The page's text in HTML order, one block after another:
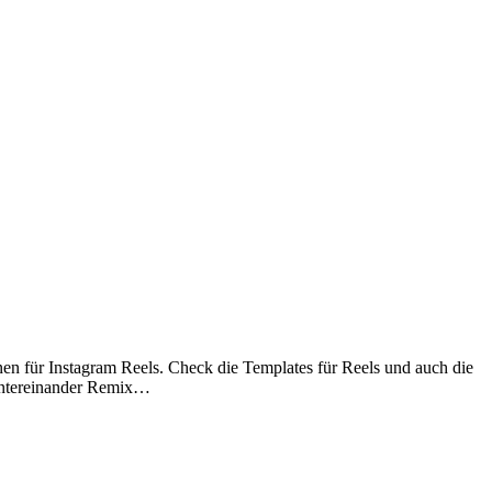
für Instagram Reels. Check die Templates für Reels und auch die
Remix…